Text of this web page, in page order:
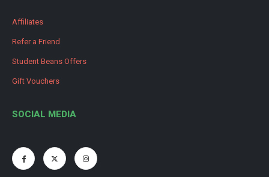
Affiliates
Refer a Friend
Student Beans Offers
Gift Vouchers
SOCIAL MEDIA